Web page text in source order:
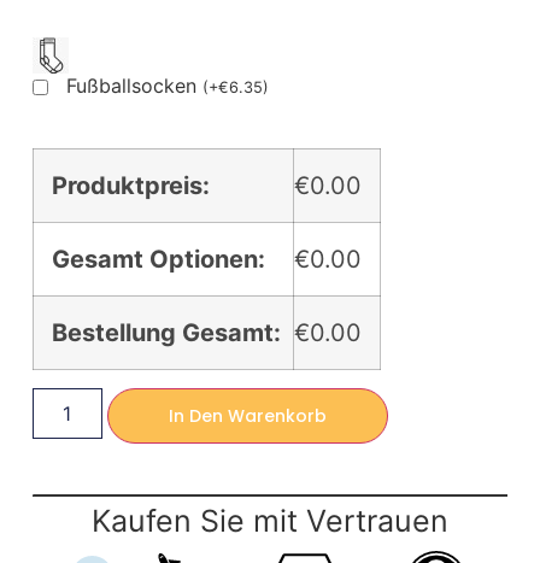
Fußballsocken (+€6.35)
Produktpreis: €0.00
Gesamt Optionen: €0.00
Bestellung Gesamt: €0.00
In Den Warenkorb
Kaufen Sie mit Vertrauen